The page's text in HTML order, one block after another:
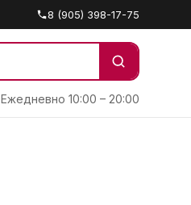
8 (905) 398-17-75
Ежедневно 10:00 – 20:00